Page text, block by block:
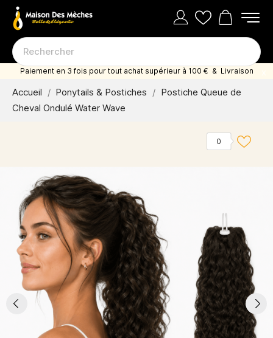
Paiement en 3 fois pour tout achat supérieur à 100 € & Livraison
offerte dès 35 euro d'achat
Accueil Ponytails & Postiches
Postiche Queue de
Cheval Ondulé Water Wave
0